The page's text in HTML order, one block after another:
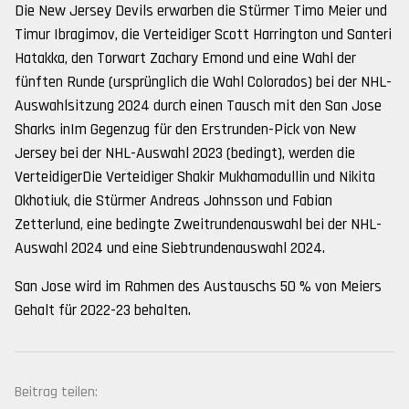
Die New Jersey Devils erwarben die Stürmer Timo Meier und
Timur Ibragimov, die Verteidiger Scott Harrington und Santeri
Hatakka, den Torwart Zachary Emond und eine Wahl der
fünften Runde (ursprünglich die Wahl Colorados) bei der NHL-
Auswahlsitzung 2024 durch einen Tausch mit den San Jose
Sharks inIm Gegenzug für den Erstrunden-Pick von New
Jersey bei der NHL-Auswahl 2023 (bedingt), werden die
VerteidigerDie Verteidiger Shakir Mukhamadullin und Nikita
Okhotiuk, die Stürmer Andreas Johnsson und Fabian
Zetterlund, eine bedingte Zweitrundenauswahl bei der NHL-
Auswahl 2024 und eine Siebtrundenauswahl 2024.
San Jose wird im Rahmen des Austauschs 50 % von Meiers
Gehalt für 2022-23 behalten.
Beitrag teilen: